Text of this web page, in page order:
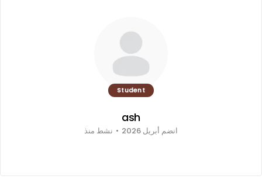
Student
ash
انضم أبريل 2026 • نشط منذ